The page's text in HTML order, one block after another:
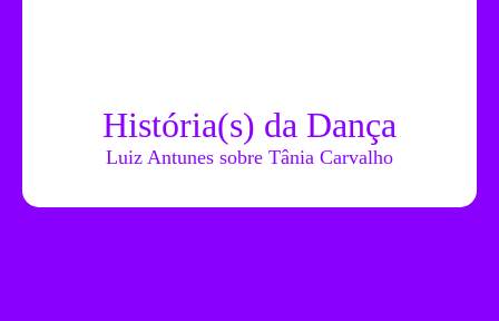
História(s) da Dança
Luiz Antunes sobre Tânia Carvalho